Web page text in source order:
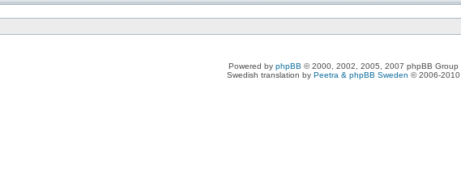
Powered by phpBB © 2000, 2002, 2005, 2007 phpBB Group
Swedish translation by Peetra & phpBB Sweden © 2006-2010